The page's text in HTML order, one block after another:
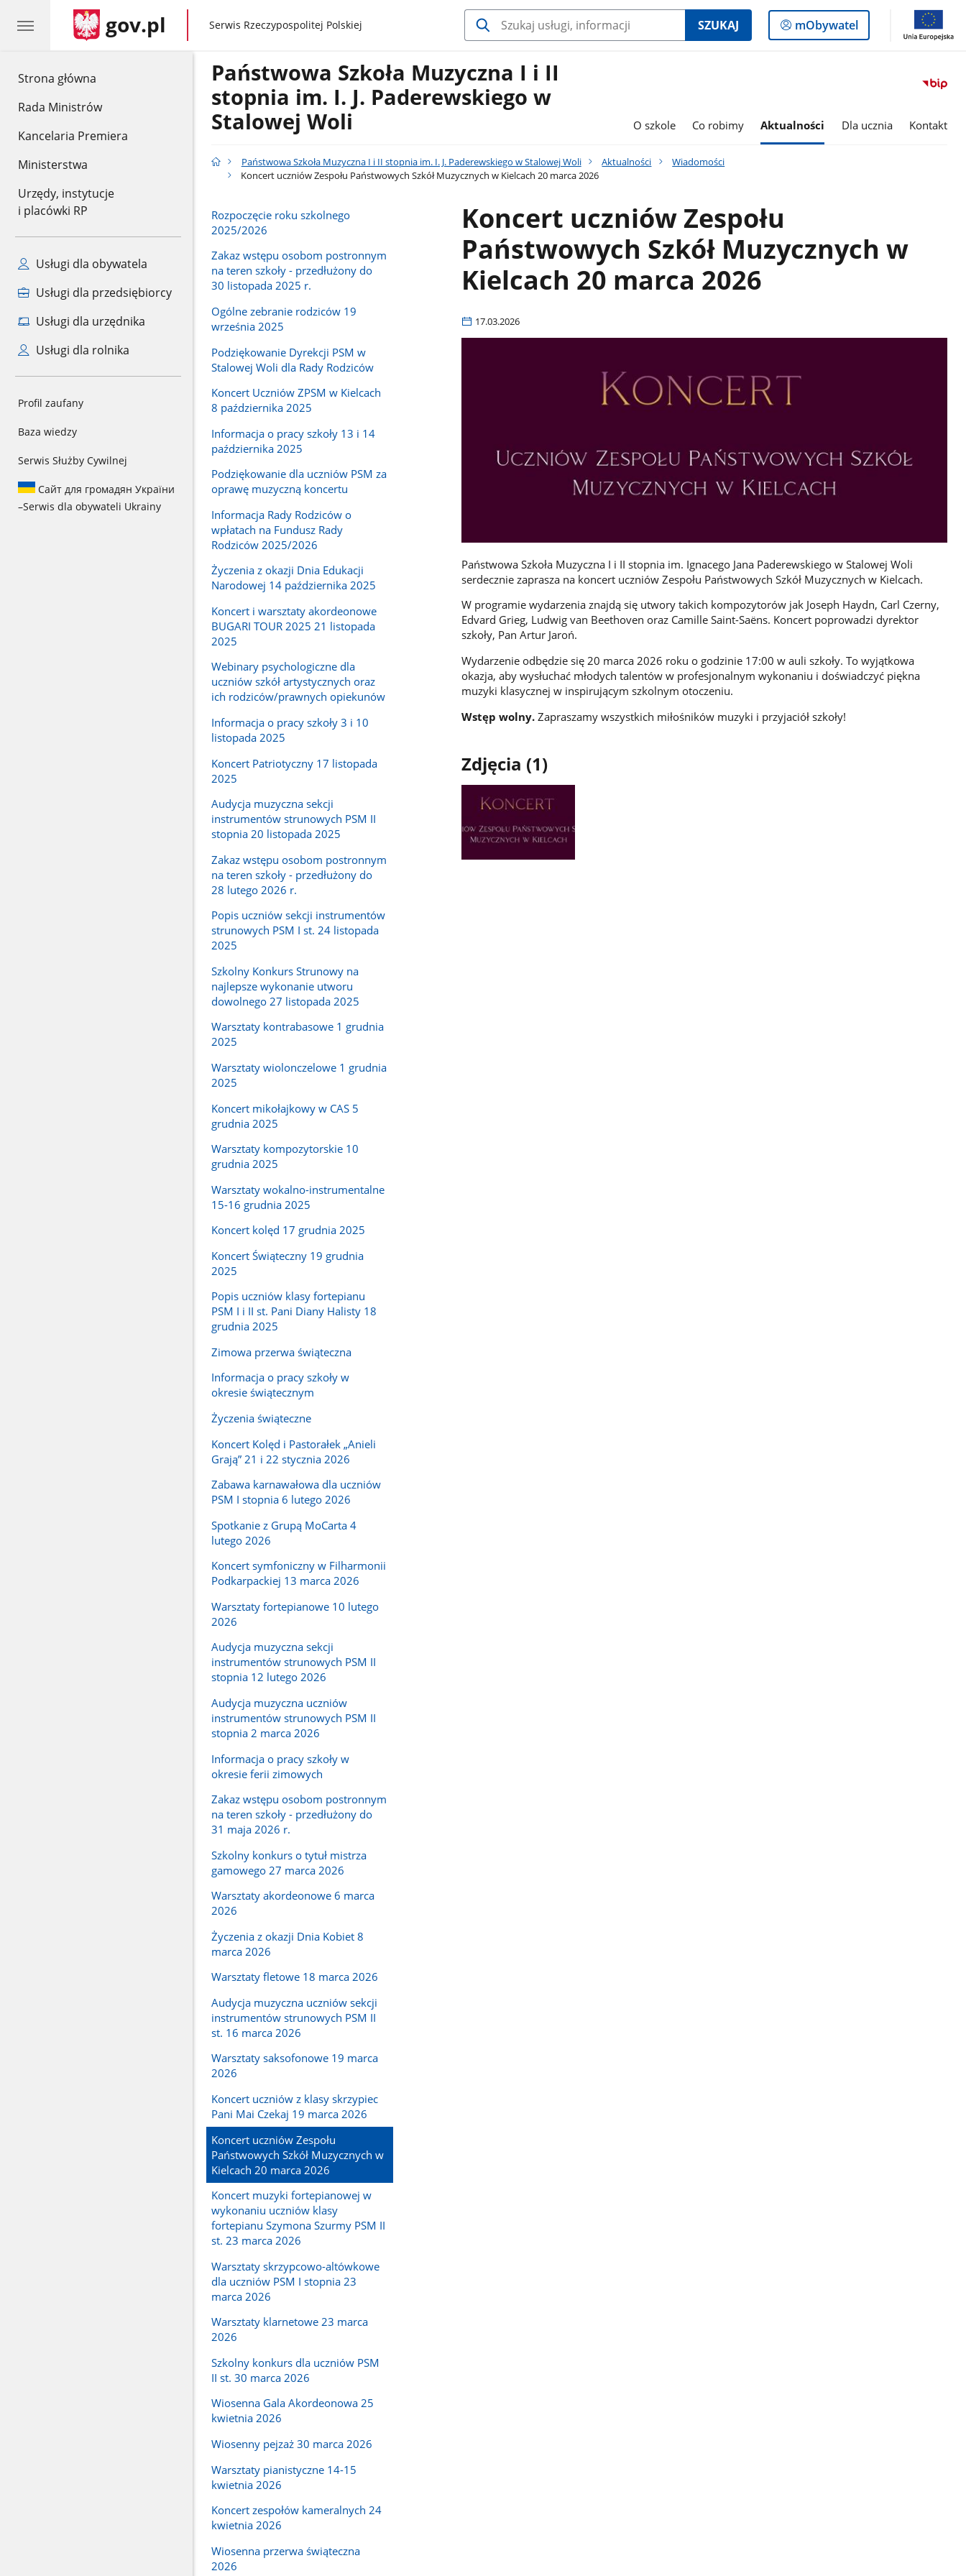
Strona główna
Rada Ministrów
Kancelaria Premiera
Ministerstwa
Urzędy, instytucje
i placówki RP
Usługi dla obywatela
Usługi dla przedsiębiorcy
Usługi dla urzędnika
Usługi dla rolnika
Profil zaufany
Baza wiedzy
Serwis Służby Cywilnej
Сайт для громадян України
–Serwis dla obywateli Ukrainy
gov.pl gov.pl
Serwis Rzeczypospolitej Polskiej SZUKAJ
Logowanie
do
mObywatel
Państwowa Szkoła Muzyczna I i II
stopnia im. I. J. Paderewskiego w
Stalowej Woli
O szkole Co robimy Aktualności Dla ucznia Kontakt
Państwowa Szkoła Muzyczna I i II stopnia im. I. J. Paderewskiego w Stalowej Woli Aktualności
Wiadomości
Koncert uczniów Zespołu Państwowych Szkół Muzycznych w Kielcach 20 marca 2026
Rozpoczęcie roku szkolnego
2025/2026
Zakaz wstępu osobom postronnym
na teren szkoły - przedłużony do
30 listopada 2025 r.
Ogólne zebranie rodziców 19
września 2025
Podziękowanie Dyrekcji PSM w
Stalowej Woli dla Rady Rodziców
Koncert Uczniów ZPSM w Kielcach
8 października 2025
Informacja o pracy szkoły 13 i 14
października 2025
Podziękowanie dla uczniów PSM za
oprawę muzyczną koncertu
Informacja Rady Rodziców o
wpłatach na Fundusz Rady
Rodziców 2025/2026
Życzenia z okazji Dnia Edukacji
Narodowej 14 października 2025
Koncert i warsztaty akordeonowe
BUGARI TOUR 2025 21 listopada
2025
Webinary psychologiczne dla
uczniów szkół artystycznych oraz
ich rodziców/prawnych opiekunów
Informacja o pracy szkoły 3 i 10
listopada 2025
Koncert Patriotyczny 17 listopada
2025
Audycja muzyczna sekcji
instrumentów strunowych PSM II
stopnia 20 listopada 2025
Zakaz wstępu osobom postronnym
na teren szkoły - przedłużony do
28 lutego 2026 r.
Popis uczniów sekcji instrumentów
strunowych PSM I st. 24 listopada
2025
Szkolny Konkurs Strunowy na
najlepsze wykonanie utworu
dowolnego 27 listopada 2025
Warsztaty kontrabasowe 1 grudnia
2025
Warsztaty wiolonczelowe 1 grudnia
2025
Koncert mikołajkowy w CAS 5
grudnia 2025
Warsztaty kompozytorskie 10
grudnia 2025
Warsztaty wokalno-instrumentalne
15-16 grudnia 2025
Koncert kolęd 17 grudnia 2025
Koncert Świąteczny 19 grudnia
2025
Popis uczniów klasy fortepianu
PSM I i II st. Pani Diany Halisty 18
grudnia 2025
Zimowa przerwa świąteczna
Informacja o pracy szkoły w
okresie świątecznym
Życzenia świąteczne
Koncert Kolęd i Pastorałek „Anieli
Grają” 21 i 22 stycznia 2026
Zabawa karnawałowa dla uczniów
PSM I stopnia 6 lutego 2026
Spotkanie z Grupą MoCarta 4
lutego 2026
Koncert symfoniczny w Filharmonii
Podkarpackiej 13 marca 2026
Warsztaty fortepianowe 10 lutego
2026
Audycja muzyczna sekcji
instrumentów strunowych PSM II
stopnia 12 lutego 2026
Audycja muzyczna uczniów
instrumentów strunowych PSM II
stopnia 2 marca 2026
Informacja o pracy szkoły w
okresie ferii zimowych
Zakaz wstępu osobom postronnym
na teren szkoły - przedłużony do
31 maja 2026 r.
Szkolny konkurs o tytuł mistrza
gamowego 27 marca 2026
Warsztaty akordeonowe 6 marca
2026
Życzenia z okazji Dnia Kobiet 8
marca 2026
Warsztaty fletowe 18 marca 2026
Audycja muzyczna uczniów sekcji
instrumentów strunowych PSM II
st. 16 marca 2026
Warsztaty saksofonowe 19 marca
2026
Koncert uczniów z klasy skrzypiec
Pani Mai Czekaj 19 marca 2026
Koncert uczniów Zespołu
Państwowych Szkół Muzycznych w
Kielcach 20 marca 2026
Koncert muzyki fortepianowej w
wykonaniu uczniów klasy
fortepianu Szymona Szurmy PSM II
st. 23 marca 2026
Warsztaty skrzypcowo-altówkowe
dla uczniów PSM I stopnia 23
marca 2026
Warsztaty klarnetowe 23 marca
2026
Szkolny konkurs dla uczniów PSM
II st. 30 marca 2026
Wiosenna Gala Akordeonowa 25
kwietnia 2026
Wiosenny pejzaż 30 marca 2026
Warsztaty pianistyczne 14-15
kwietnia 2026
Koncert zespołów kameralnych 24
kwietnia 2026
Wiosenna przerwa świąteczna
2026
Koncert uczniów Zespołu
Państwowych Szkół Muzycznych w
Kielcach 20 marca 2026
17.03.2026
Państwowa Szkoła Muzyczna I i II stopnia im. Ignacego Jana Paderewskiego w Stalowej Woli
serdecznie zaprasza na koncert uczniów Zespołu Państwowych Szkół Muzycznych w Kielcach.
W programie wydarzenia znajdą się utwory takich kompozytorów jak Joseph Haydn, Carl Czerny,
Edvard Grieg, Ludwig van Beethoven oraz Camille Saint-Saëns. Koncert poprowadzi dyrektor
szkoły, Pan Artur Jaroń.
Wydarzenie odbędzie się 20 marca 2026 roku o godzinie 17:00 w auli szkoły. To wyjątkowa
okazja, aby wysłuchać młodych talentów w profesjonalnym wykonaniu i doświadczyć piękna
muzyki klasycznej w inspirującym szkolnym otoczeniu.
Wstęp wolny. Zapraszamy wszystkich miłośników muzyki i przyjaciół szkoły!
Zdjęcia (1)